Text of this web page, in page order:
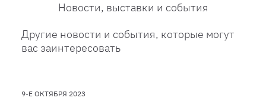
Новости, выставки и события
Другие новости и события, которые могут
вас заинтересовать
9-Е ОКТЯБРЯ 2023